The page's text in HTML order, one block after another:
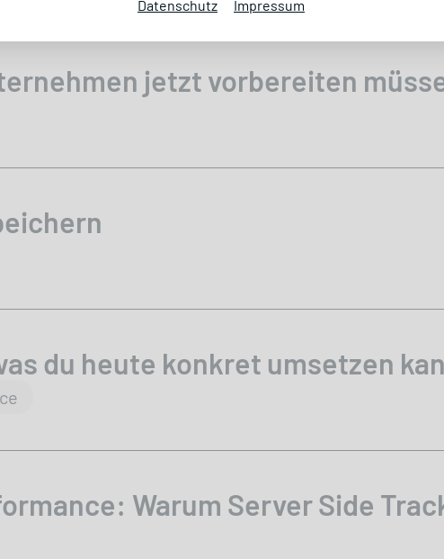
Datenschutz Impressum
jetzt vorbereiten
du heute konkret umsetzen
Warum Server Side